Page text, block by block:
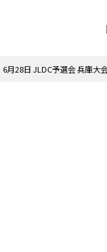
6月28日 JLDC予選会 兵庫大